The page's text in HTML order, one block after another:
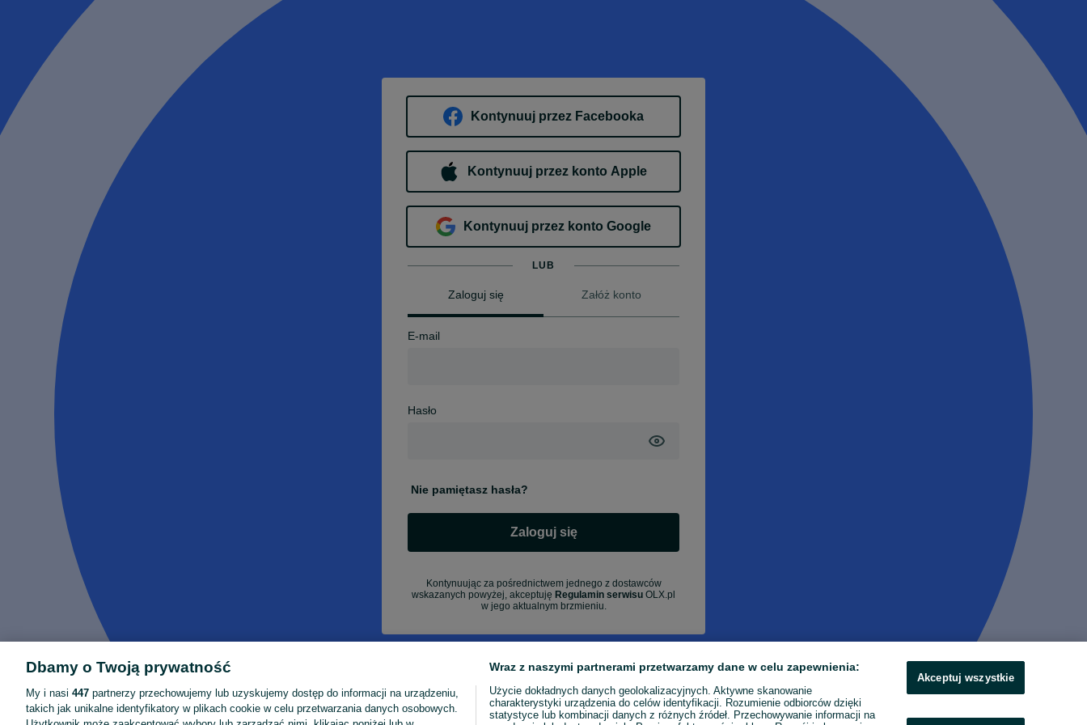
Kontynuuj przez Facebooka
Kontynuuj przez konto Apple
Kontynuuj przez konto Google
LUB
Zaloguj się Załóż konto
E-mail
Hasło
Nie pamiętasz hasła?
Zaloguj się
Kontynuując za pośrednictwem jednego z dostawców
wskazanych powyżej, akceptuję Regulamin serwisu OLX.pl
w jego aktualnym brzmieniu.
Dbamy o Twoją prywatność
My i nasi 447 partnerzy przechowujemy lub uzyskujemy dostęp do informacji na urządzeniu,
takich jak unikalne identyfikatory w plikach cookie w celu przetwarzania danych osobowych.
Wraz z naszymi partnerami przetwarzamy dane w celu zapewnienia:
Użycie dokładnych danych geolokalizacyjnych. Aktywne skanowanie
charakterystyki urządzenia do celów identyfikacji. Rozumienie odbiorców dzięki
statystyce lub kombinacji danych z różnych źródeł. Przechowywanie informacji na
Akceptuj wszystkie